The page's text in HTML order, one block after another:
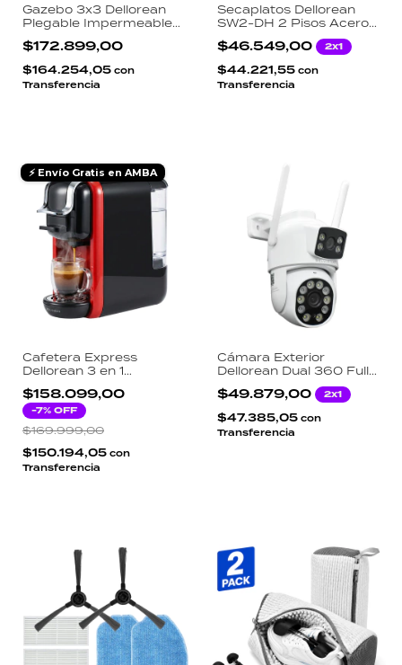
Gazebo 3x3 Dellorean
Plegable Impermeable
Reforzado 600D
Paredes PVC Bolso
Transporte Estacas
Sogas
$172.899,00
$164.254,05 con
Transferencia
Secaplatos Dellorean
SW2-DH 2 Pisos Acero
Inoxidable Escurridor
Cubiertos Vasos
Organizador Cocina
$46.549,00 2x1
$44.221,55 con
Transferencia
⚡ Envío Gratis en AMBA
Cafetera Express
Dellorean 3 en 1
Multicápsula 19 Bares
Nespresso Dolce Gusto
Café Molido 1450W
$158.099,00
-7% OFF
$169.999,00
$150.194,05 con
Transferencia
Cámara Exterior
Dellorean Dual 360 Full
HD 1080p Seguimiento
Automático WiFi Alexa
IP66 Visión Nocturna
$49.879,00 2x1
$47.385,05 con
Transferencia